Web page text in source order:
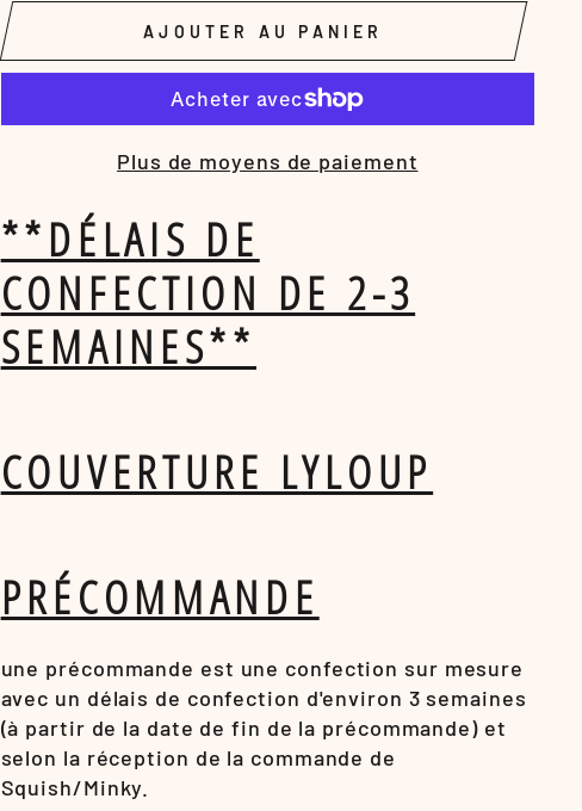
AJOUTER AU PANIER
Plus de moyens de paiement
**DÉLAIS DE
CONFECTION DE 2-3
SEMAINES**
COUVERTURE LYLOUP
PRÉCOMMANDE
une précommande est une confection sur mesure
avec un délais de confection d'environ 3 semaines
(à partir de la date de fin de la précommande) et
selon la réception de la commande de
Squish/Minky.